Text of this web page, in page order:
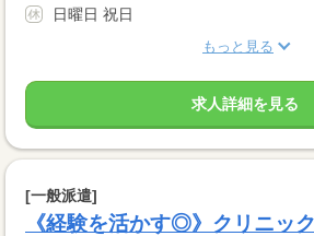
日曜日 祝日
もっと見る
求人詳細を見る
[一般派遣]
《経験を活かす◎》クリニッ